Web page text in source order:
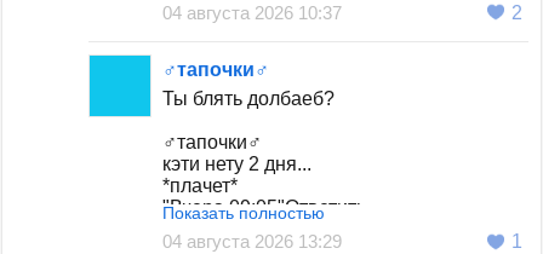
[GOOS], (пуш.)「Katie」
НАС УЖЕ 190
я кстати жива, не бойтесь
Сегодня 08:58
04 августа 2026 10:37 2
♂тапочки♂
Ты блять долбаеб?
♂тапочки♂
кэти нету 2 дня...
*плачет*
"Вчера 09:05"Ответить
Показать полностью
04 августа 2026 13:29 1